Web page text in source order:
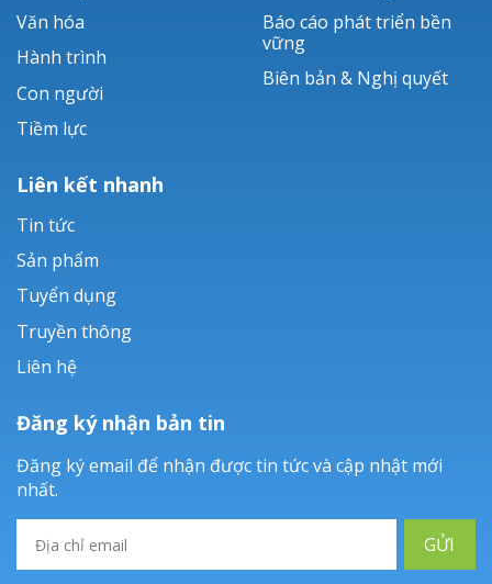
Văn hóa
Hành trình
Con người
Tiềm lực
Báo cáo phát triển bền
vững
Biên bản & Nghị quyết
Liên kết nhanh
Tin tức
Sản phẩm
Tuyển dụng
Truyền thông
Liên hệ
Đăng ký nhận bản tin
Đăng ký email để nhận được tin tức và cập nhật mới
nhất.
GỬI